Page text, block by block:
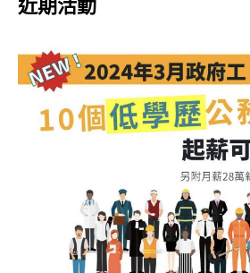
近期活動